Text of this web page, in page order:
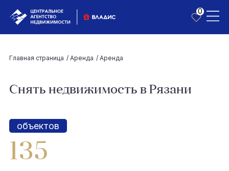
0
Главная страница / Аренда / Аренда
Снять недвижимость в Рязани
объектов
135